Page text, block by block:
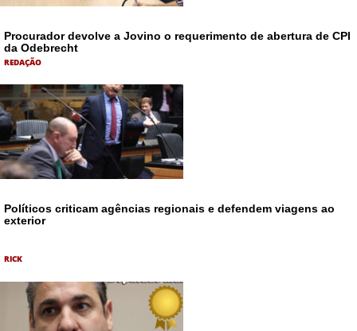
Procurador devolve a Jovino o requerimento de abertura de CPI
da Odebrecht
REDAÇÃO
Políticos criticam agências regionais e defendem viagens ao
exterior
RICK